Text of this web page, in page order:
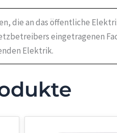
die an das öffentliche
eingetragenen
Elektrik.